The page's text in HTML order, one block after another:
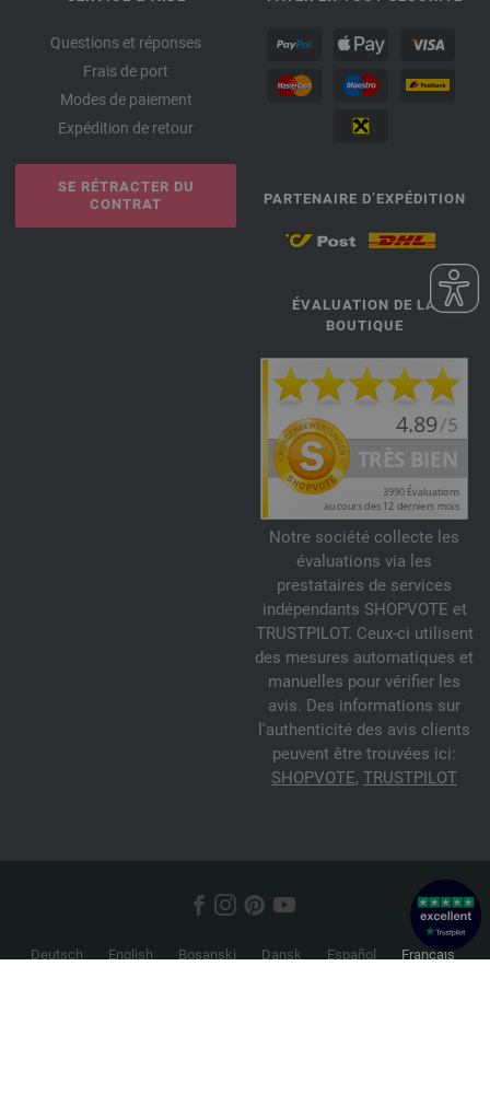
Questions et réponses
Frais de port
Modes de paiement
Expédition de retour
SE RÉTRACTER DU
CONTRAT
PARTENAIRE D’EXPÉDITION
ÉVALUATION DE LA
BOUTIQUE
Notre société collecte les
évaluations via les
prestataires de services
indépendants SHOPVOTE et
TRUSTPILOT. Ceux-ci utilisent
des mesures automatiques et
manuelles pour vérifier les
avis. Des informations sur
l'authenticité des avis clients
peuvent être trouvées ici:
SHOPVOTE, TRUSTPILOT
Deutsch English Bosanski Dansk Español
Français